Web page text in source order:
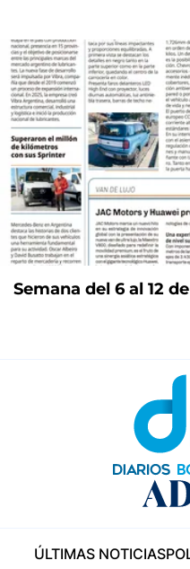
Semana del 6 al 12
ÚLTIMAS NOTICIAS